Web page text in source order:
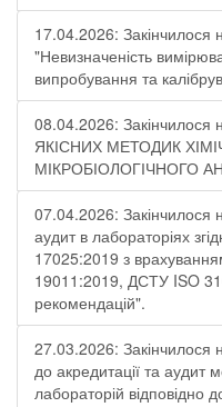
17.04.2026: Закінчилося
"Невизначеність
випробування та
08.04.2026: Закінчилося
ЯКІСНИХ МЕТОДИК
МІКРОБІОЛОГІЧНОГО
07.04.2026: Закінчилося
аудит в лабораторіях
17025:2019 з
19011:2019, ДСТУ ISO
рекомендацій".
27.03.2026: Закінчилося
до акредитації та аудит
лабораторій відповідно